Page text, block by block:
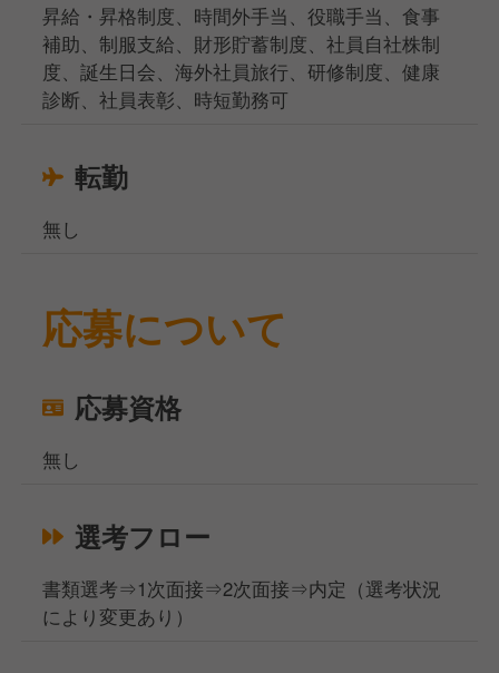
昇給・昇格制度、時間外手当、役職手当、食事
補助、制服支給、財形貯蓄制度、社員自社株制
度、誕生日会、海外社員旅行、研修制度、健康
診断、社員表彰、時短勤務可
転勤
無し
応募について
応募資格
無し
選考フロー
書類選考⇒1次面接⇒2次面接⇒内定（選考状況
により変更あり）